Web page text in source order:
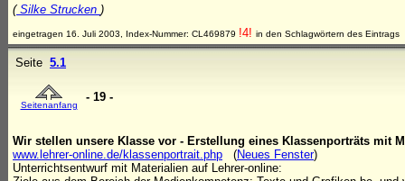
(Silke Strucken )
eingetragen 16. Juli 2003, Index-Nummer: CL469879 !4! in den Schlagwörtern des Eintrags
Seite 5.1
Seitenanfang
- 19 -
Wir stellen unsere Klasse vor - Erstellung eines Klassenporträts mit
www.lehrer-online.de/klassenportrait.php (Neues Fenster)
Unterrichtsentwurf mit Materialien auf Lehrer-online: